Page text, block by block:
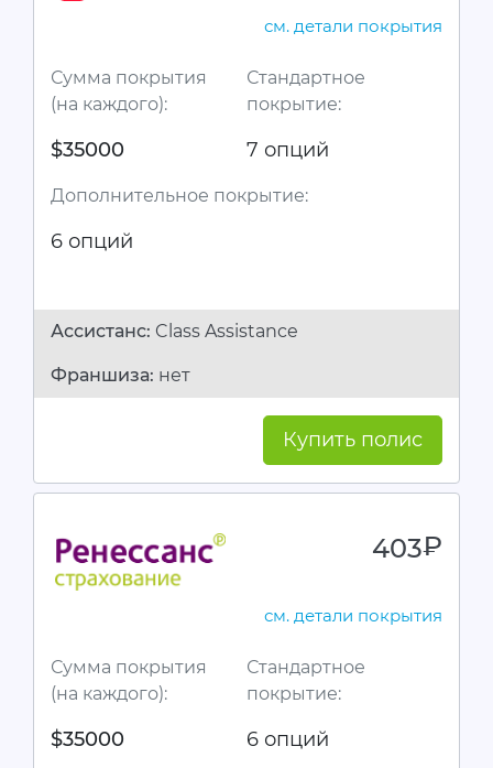
см. детали покрытия
Сумма покрытия
(на каждого):
$35000
Стандартное
покрытие:
7 опций
Дополнительное покрытие:
6 опций
Ассистанc: Class Assistance
Франшиза: нет
Купить полис
403руб.
см. детали покрытия
Сумма покрытия
(на каждого):
$35000
Стандартное
покрытие:
6 опций